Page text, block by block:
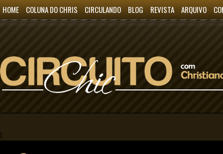
HOME COLUNA DO CHRIS CIRCULANDO BLOG REVISTA ARQUIVO
l